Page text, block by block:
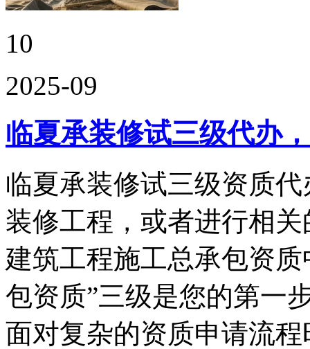
10
2025-09
临夏承装修试三级代办
临夏承装修试三级资质
装修工程，或者进行相
建筑工程施工总承包资
包资质”三级是您的第一
面对复杂的资质申请流